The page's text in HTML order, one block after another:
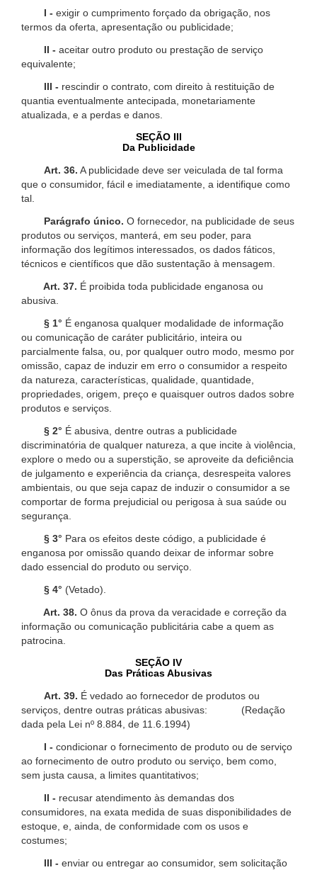
I - exigir o cumprimento forçado da obrigação, nos
termos da oferta, apresentação ou publicidade;
II - aceitar outro produto ou prestação de serviço
equivalente;
III - rescindir o contrato, com direito à restituição de
quantia eventualmente antecipada, monetariamente
atualizada, e a perdas e danos.
SEÇÃO III
Da Publicidade
Art. 36. A publicidade deve ser veiculada de tal forma
que o consumidor, fácil e imediatamente, a identifique como
tal.
Parágrafo único. O fornecedor, na publicidade de seus
produtos ou serviços, manterá, em seu poder, para
informação dos legítimos interessados, os dados fáticos,
técnicos e científicos que dão sustentação à mensagem.
Art. 37. É proibida toda publicidade enganosa ou
abusiva.
§ 1° É enganosa qualquer modalidade de informação
ou comunicação de caráter publicitário, inteira ou
parcialmente falsa, ou, por qualquer outro modo, mesmo por
omissão, capaz de induzir em erro o consumidor a respeito
da natureza, características, qualidade, quantidade,
propriedades, origem, preço e quaisquer outros dados sobre
produtos e serviços.
§ 2° É abusiva, dentre outras a publicidade
discriminatória de qualquer natureza, a que incite à violência,
explore o medo ou a superstição, se aproveite da deficiência
de julgamento e experiência da criança, desrespeita valores
ambientais, ou que seja capaz de induzir o consumidor a se
comportar de forma prejudicial ou perigosa à sua saúde ou
segurança.
§ 3° Para os efeitos deste código, a publicidade é
enganosa por omissão quando deixar de informar sobre
dado essencial do produto ou serviço.
§ 4° (Vetado).
Art. 38. O ônus da prova da veracidade e correção da
informação ou comunicação publicitária cabe a quem as
patrocina.
SEÇÃO IV
Das Práticas Abusivas
Art. 39. É vedado ao fornecedor de produtos ou
serviços, dentre outras práticas abusivas: (Redação
dada pela Lei nº 8.884, de 11.6.1994)
I - condicionar o fornecimento de produto ou de serviço
ao fornecimento de outro produto ou serviço, bem como,
sem justa causa, a limites quantitativos;
II - recusar atendimento às demandas dos
consumidores, na exata medida de suas disponibilidades de
estoque, e, ainda, de conformidade com os usos e
costumes;
III - enviar ou entregar ao consumidor, sem solicitação